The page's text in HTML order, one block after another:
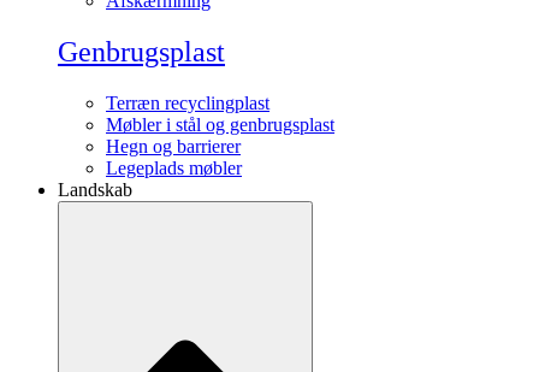
Genbrugsplast
Terræn recyclingplast
Møbler i stål og genbrugsplast
Hegn og barrierer
Legeplads møbler
Landskab